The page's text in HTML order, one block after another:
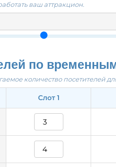
для каждого 10-
посетителей в зоне
для получения результатов.
можно использовать
ваш аттракцион.
по
количество посетителей
Слот 1